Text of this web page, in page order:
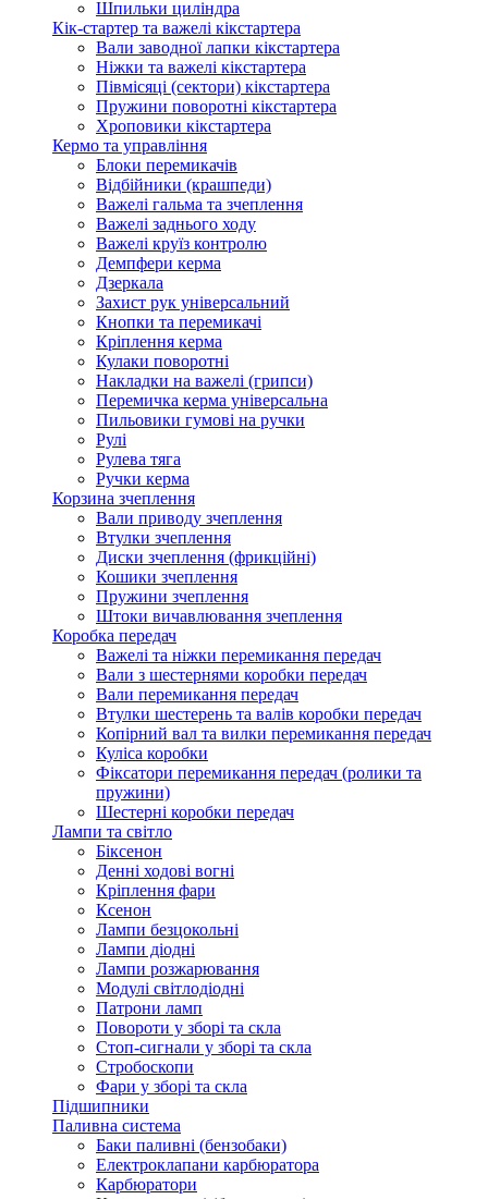
Шпильки циліндра
Кік-стартер та важелі кікстартера
Вали заводної лапки кікстартера
Ніжки та важелі кікстартера
Півмісяці (сектори) кікстартера
Пружини поворотні кікстартера
Хроповики кікстартера
Кермо та управління
Блоки перемикачів
Відбійники (крашпеди)
Важелі гальма та зчеплення
Важелі заднього ходу
Важелі круїз контролю
Демпфери керма
Дзеркала
Захист рук універсальний
Кнопки та перемикачі
Кріплення керма
Кулаки поворотні
Накладки на важелі (грипси)
Перемичка керма універсальна
Пильовики гумові на ручки
Рулі
Рулева тяга
Ручки керма
Корзина зчеплення
Вали приводу зчеплення
Втулки зчеплення
Диски зчеплення (фрикційні)
Кошики зчеплення
Пружини зчеплення
Штоки вичавлювання зчеплення
Коробка передач
Важелі та ніжки перемикання передач
Вали з шестернями коробки передач
Вали перемикання передач
Втулки шестерень та валів коробки передач
Копірний вал та вилки перемикання передач
Куліса коробки
Фіксатори перемикання передач (ролики та
пружини)
Шестерні коробки передач
Лампи та світло
Біксенон
Денні ходові вогні
Кріплення фари
Ксенон
Лампи безцокольні
Лампи діодні
Лампи розжарювання
Модулі світлодіодні
Патрони ламп
Повороти у зборі та скла
Стоп-сигнали у зборі та скла
Стробоскопи
Фари у зборі та скла
Підшипники
Паливна система
Баки паливні (бензобаки)
Електроклапани карбюратора
Карбюратори